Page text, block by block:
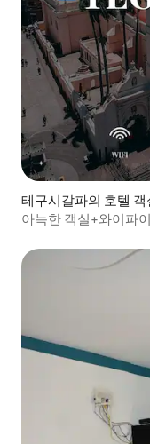
테구시갈파의 호텔 객
아늑한 객실+와이파